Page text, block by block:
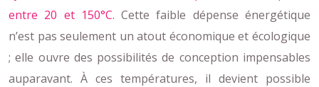
entre 20 et 150°C. Cette faible dépense énergétique
n’est pas seulement un atout économique et écologique
; elle ouvre des possibilités de conception impensables
auparavant. À ces températures, il devient possible